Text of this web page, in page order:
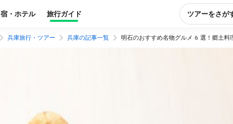
宿・ホテル 旅行ガイド ツアーをさが
兵庫旅行・ツアー 兵庫の記事一覧 明石のおすすめ名物グルメ6選！郷土料